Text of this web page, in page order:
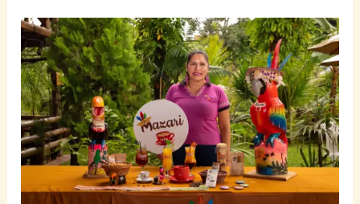
Mazari,
el
Espíritu
Asháninka
que
Transforma
el
Café